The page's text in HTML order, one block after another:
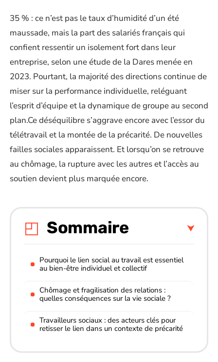
35 % : ce n’est pas le taux d’humidité d’un été
maussade, mais la part des salariés français qui
confient ressentir un isolement fort dans leur
entreprise, selon une étude de la Dares menée en
2023. Pourtant, la majorité des directions continue de
miser sur la performance individuelle, reléguant
l’esprit d’équipe et la dynamique de groupe au second
plan.Ce déséquilibre s’aggrave encore avec l’essor du
télétravail et la montée de la précarité. De nouvelles
failles sociales apparaissent. Et lorsqu’on se retrouve
au chômage, la rupture avec les autres et l’accès au
soutien devient plus marquée encore.
Sommaire
Pourquoi le lien social au travail est essentiel
au bien-être individuel et collectif
Chômage et fragilisation des relations :
quelles conséquences sur la vie sociale ?
Travailleurs sociaux : des acteurs clés pour
retisser le lien dans un contexte de précarité